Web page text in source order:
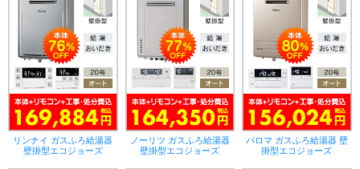
リンナイ ガスふろ給湯器
壁掛型エコジョーズ
ノーリツ ガスふろ給湯器
壁掛型エコジョーズ
パロマ ガスふろ給湯器 壁
掛型エコジョーズ